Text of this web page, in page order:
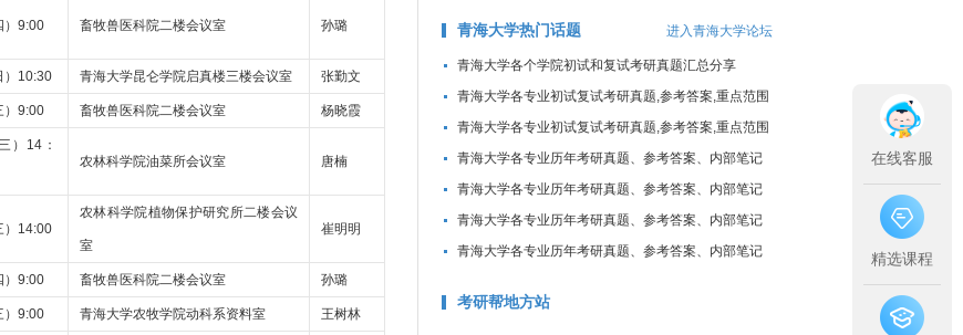
）9:00 畜牧兽医科院二楼会议室 孙璐
）10:30 青海大学昆仑学院启真楼三楼会议室 张勤文
）9:00 畜牧兽医科院二楼会议室 杨晓霞
）14：
农林科学院油菜所会议室 唐楠
）14:00
农林科学院植物保护研究所二楼会议
室
崔明明
）9:00 畜牧兽医科院二楼会议室 孙璐
）9:00 青海大学农牧学院动科系资料室 王树林
青海大学热门话题 进入青海大学论坛
青海大学各个学院初试和复试考研真题汇总分享
青海大学各专业初试复试考研真题,参考答案,重点范围
青海大学各专业初试复试考研真题,参考答案,重点范围
青海大学各专业历年考研真题、参考答案、内部笔记
青海大学各专业历年考研真题、参考答案、内部笔记
青海大学各专业历年考研真题、参考答案、内部笔记
青海大学各专业历年考研真题、参考答案、内部笔记
考研帮地方站
在线客服
精选课程